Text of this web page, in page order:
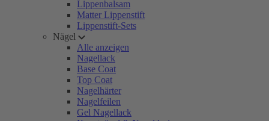
Lippenbalsam
Matter Lippenstift
Lippenstift-Sets
Nägel
Alle anzeigen
Nagellack
Base Coat
Top Coat
Nagelhärter
Nagelfeilen
Gel Nagellack